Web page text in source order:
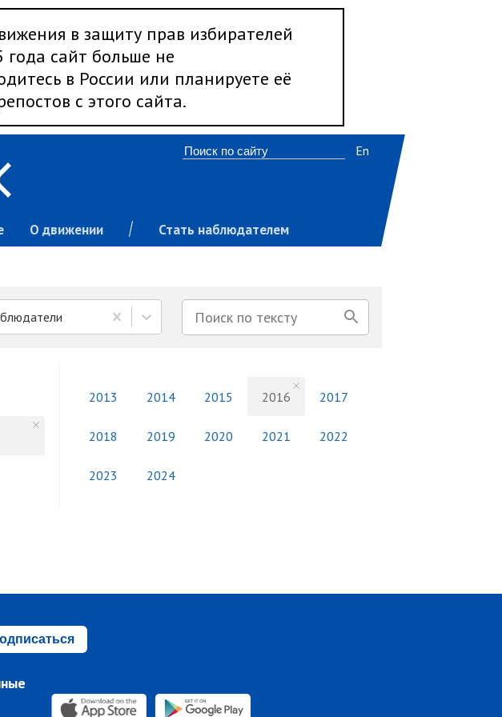
в защиту прав избирателей
года сайт больше не
в России или планируете её
с этого сайта.
О движении Стать наблюдателем
En
2013 2014 2015 2016 2017
2018 2019 2020 2021 2022
2023 2024